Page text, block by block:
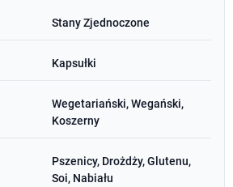
Stany Zjednoczone
Kapsułki
Wegetariański, Wegański,
Koszerny
Pszenicy, Drożdży, Glutenu,
Soi, Nabiału